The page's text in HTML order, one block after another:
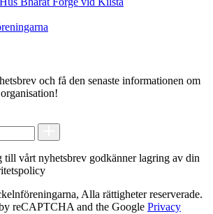
och få den senaste informationen om
till vårt nyhetsbrev godkänner lagring av din
Alla rättigheter reserverade.
reCAPTCHA and the Google Privacy